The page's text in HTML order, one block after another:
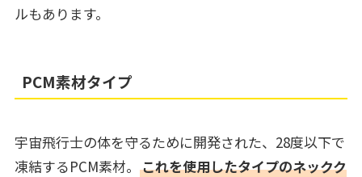
ルもあります。
PCM素材タイプ
宇宙飛行士の体を守るために開発された、28度以下で
凍結するPCM素材。 これを使用したタイプのネックク